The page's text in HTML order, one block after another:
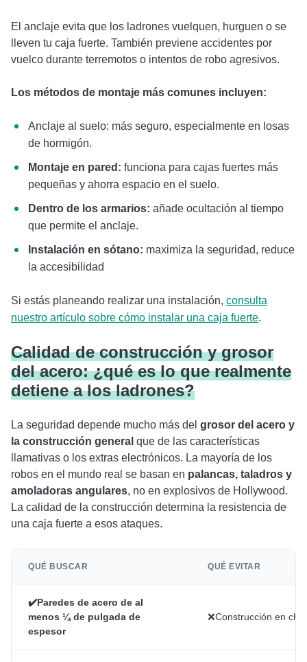
El anclaje evita que los ladrones vuelquen, hurguen o se
lleven tu caja fuerte. También previene accidentes por
vuelco durante terremotos o intentos de robo agresivos.
Los métodos de montaje más comunes incluyen:
Anclaje al suelo: más seguro, especialmente en losas
de hormigón.
Montaje en pared: funciona para cajas fuertes más
pequeñas y ahorra espacio en el suelo.
Dentro de los armarios: añade ocultación al tiempo
que permite el anclaje.
Instalación en sótano: maximiza la seguridad, reduce
la accesibilidad
Si estás planeando realizar una instalación, consulta
nuestro artículo sobre cómo instalar una caja fuerte.
Calidad de construcción y grosor
del acero: ¿qué es lo que realmente
detiene a los ladrones?
La seguridad depende mucho más del grosor del acero y
la construcción general que de las características
llamativas o los extras electrónicos. La mayoría de los
robos en el mundo real se basan en palancas, taladros y
amoladoras angulares, no en explosivos de Hollywood.
La calidad de la construcción determina la resistencia de
una caja fuerte a esos ataques.
QUÉ BUSCAR QUÉ EVITAR
✔️Paredes de acero de al
menos ¼ de pulgada de
espesor
❌Construcción en